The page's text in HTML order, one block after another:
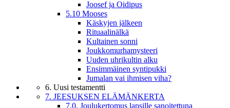
Joosef ja Oidipus
5.10 Mooses
Käskyjen jälkeen
Rituaalinälkä
Kultainen sonni
Joukkomurhamysteeri
Uuden uhrikultin alku
Ensimmäinen syntipukki
Jumalan vai ihmisen viha?
6. Uusi testamentti
7. JEESUKSEN ELÄMÄNKERTA
7.0. Joulukertomus lapsille sanoitettuna